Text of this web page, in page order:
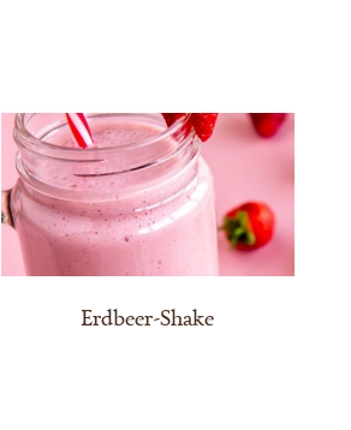
Erdbeer-Shake